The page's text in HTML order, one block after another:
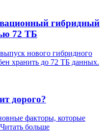
гибридный
72 ТБ
нового гибридного
хранить до 72 ТБ данных.
дорого?
факторы, которые
Читать больше